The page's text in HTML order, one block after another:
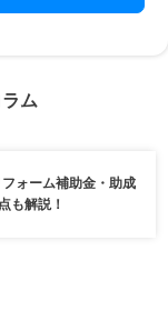
ム
ォーム補助金・助成
も解説！